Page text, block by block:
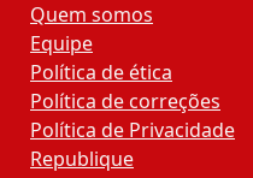
Quem somos
Equipe
Política de ética
Política de correções
Política de Privacidade
Republique